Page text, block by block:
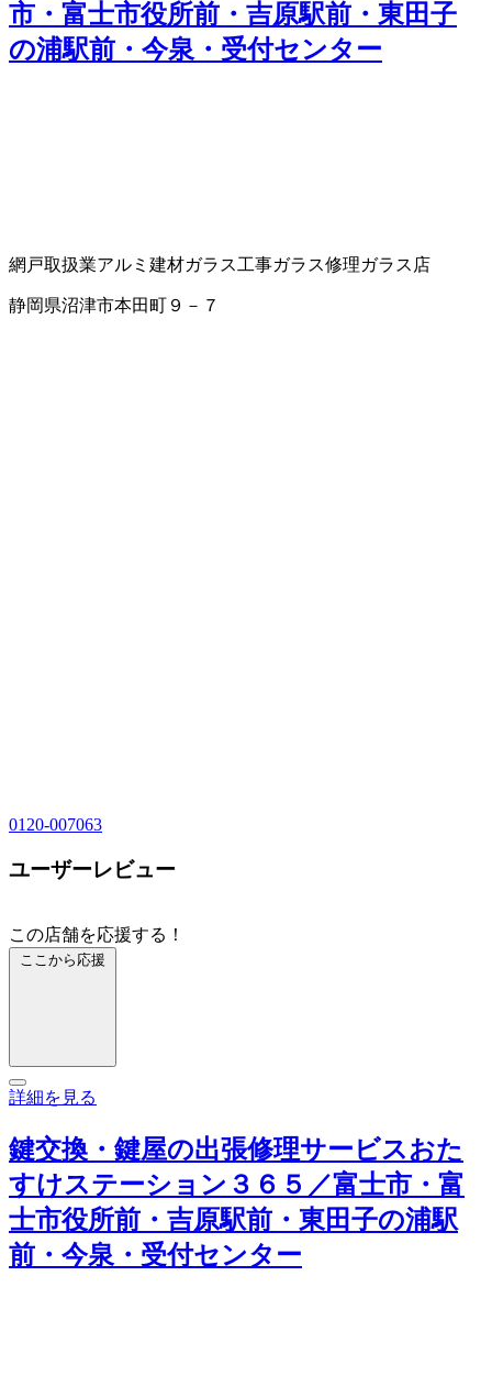
市・富士市役所前・吉原駅前・東田子
の浦駅前・今泉・受付センター
網戸取扱業アルミ建材ガラス工事ガラス修理ガラス店
静岡県沼津市本田町９－７
0120-007063
ユーザーレビュー
この店舗を応援する！
ここから応援
詳細を見る
鍵交換・鍵屋の出張修理サービスおた
すけステーション３６５／富士市・富
士市役所前・吉原駅前・東田子の浦駅
前・今泉・受付センター